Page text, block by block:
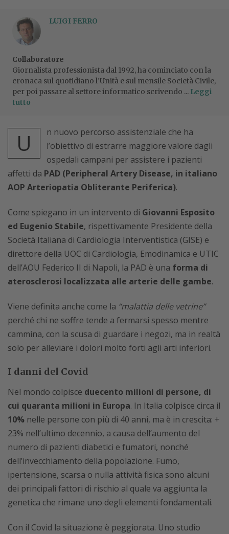
LUIGI FERRO
Collaboratore
Giornalista professionista dal 1992, ha cominciato con la
cronaca sul quotidiano l’Unità e sul mensile Società Civile,
per poi passare al settore informatico scrivendo ... Leggi
tutto
U
n nuovo percorso assistenziale che ha
l’obiettivo di estrarre maggiore valore dagli
ospedali campani per assistere i pazienti
affetti da PAD (Peripheral Artery Disease, in italiano
AOP Arteriopatia Obliterante Periferica).
Come spiegano in un intervento di Giovanni Esposito
ed Eugenio Stabile, rispettivamente Presidente della
Società Italiana di Cardiologia Interventistica (GISE) e
direttore della UOC di Cardiologia, Emodinamica e UTIC
dell’AOU Federico II di Napoli, la PAD è una forma di
aterosclerosi localizzata alle arterie delle gambe.
Viene definita anche come la “malattia delle vetrine”
perché chi ne soffre tende a fermarsi spesso mentre
cammina, con la scusa di guardare i negozi, ma in realtà
solo per alleviare i dolori molto forti agli arti inferiori.
I danni del Covid
Nel mondo colpisce duecento milioni di persone, di
cui quaranta milioni in Europa. In Italia colpisce circa il
10% nelle persone con più di 40 anni, ma è in crescita: +
23% nell’ultimo decennio, a causa dell’aumento del
numero di pazienti diabetici e fumatori, nonché
dell’invecchiamento della popolazione. Fumo,
ipertensione, scarsa o nulla attività fisica sono alcuni
dei principali fattori di rischio al quale va aggiunta la
genetica che rimane uno degli elementi fondamentali.
Con il Covid la situazione è peggiorata. Uno studio